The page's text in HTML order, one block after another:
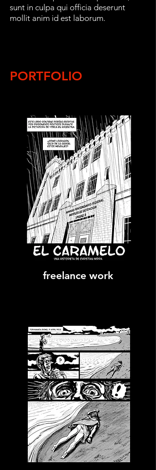
sunt in culpa qui officia deserunt
mollit anim id est laborum.
PORTFOLIO
freelance work